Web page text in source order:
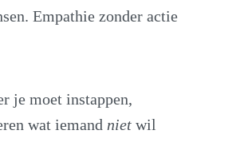
Empathie zonder actie
je moet instappen,
wat iemand niet wil